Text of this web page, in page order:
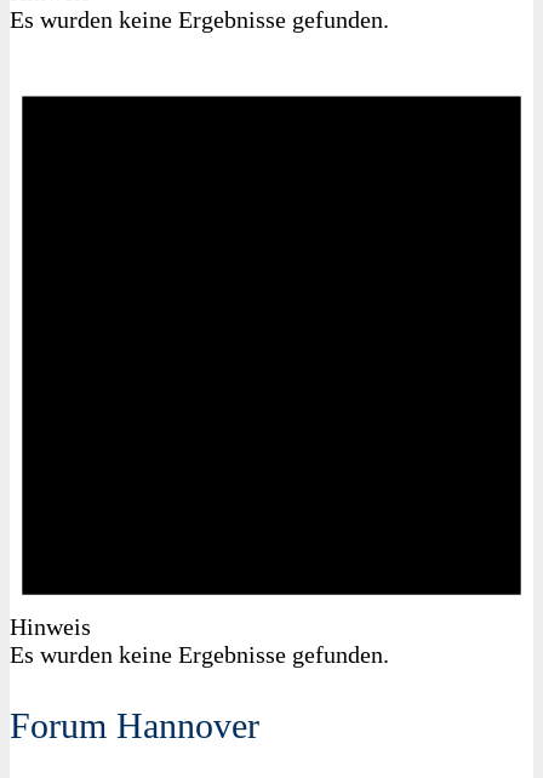
Es wurden keine Ergebnisse gefunden.
Hinweis
Es wurden keine Ergebnisse gefunden.
Forum Hannover